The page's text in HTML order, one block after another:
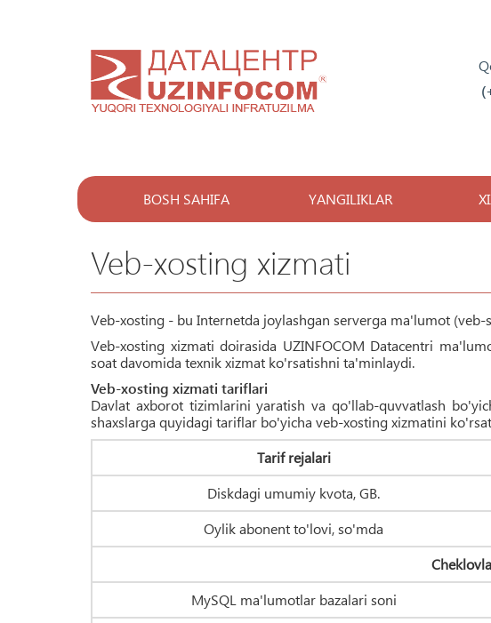
BOSH SAHIFA YANGILIKLAR
Veb-xosting xizmati
Veb-xosting - bu Internetda joylashgan serverga ma'lumot
Veb-xosting xizmati doirasida UZINFOCOM Datacentri
soat davomida texnik xizmat ko'rsatishni ta'minlaydi.
Veb-xosting xizmati tariflari
Davlat axborot tizimlarini yaratish va qo'llab-quvvatlash
shaxslarga quyidagi tariflar bo'yicha veb-xosting xizmatini
Tarif rejalari
Diskdagi umumiy kvota, GB.
Oylik abonent to'lovi, so'mda
MySQL ma'lumotlar bazalari soni